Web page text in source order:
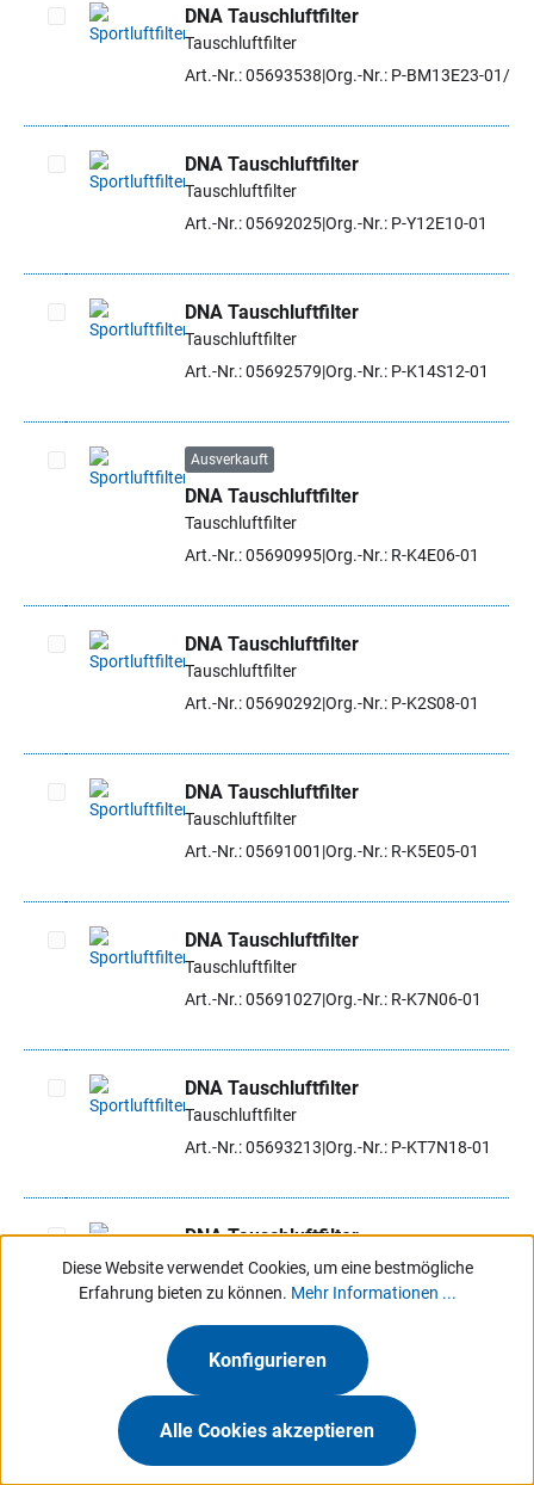
Artikel auswählen
DNA Tauschluftfilter
Tauschluftfilter
Art.-Nr.: 05693538 Org.-Nr.: P-BM13E23-01/
Artikel auswählen
DNA Tauschluftfilter
Tauschluftfilter
Art.-Nr.: 05692025Org.-Nr.: P-Y12E10-01
Artikel auswählen
DNA Tauschluftfilter
Tauschluftfilter
Art.-Nr.: 05692579 Org.-Nr.: P-K14S12-01
Artikel auswählen
Ausverkauft
DNA Tauschluftfilter
Tauschluftfilter
Art.-Nr.: 05690995Org.-Nr.: R-K4E06-01
Artikel auswählen
DNA Tauschluftfilter
Tauschluftfilter
Art.-Nr.: 05690292 Org.-Nr.: P-K2S08-01
Artikel auswählen
DNA Tauschluftfilter
Tauschluftfilter
Art.-Nr.: 05691001 Org.-Nr.: R-K5E05-01
Artikel auswählen
DNA Tauschluftfilter
Tauschluftfilter
Art.-Nr.: 05691027Org.-Nr.: R-K7N06-01
Artikel auswählen
DNA Tauschluftfilter
Tauschluftfilter
Art.-Nr.: 05693213 Org.-Nr.: P-KT7N18-01
Artikel auswählen
DNA Tauschluftfilter
Tauschluftfilter
Art.-Nr.: 05693556Org.-Nr.: R-RE4E24-01
Artikel auswählen
DNA Tauschluftfilter
Diese Website verwendet Cookies, um eine bestmögliche
Erfahrung bieten zu können. Mehr Informationen ...
Konfigurieren
Alle Cookies akzeptieren